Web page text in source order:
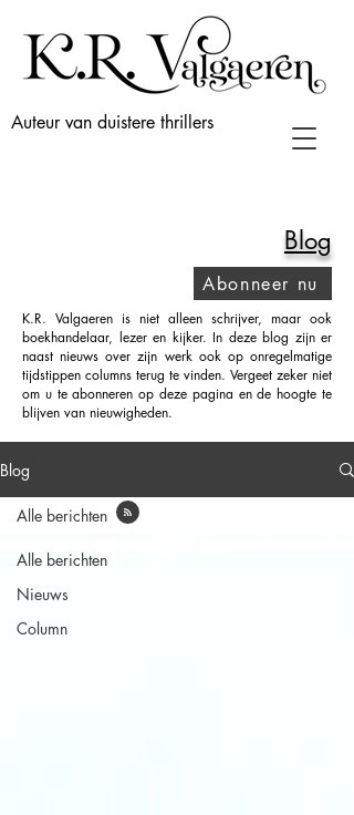
Auteur van duistere thrillers
Blog
Abonneer nu
K.R. Valgaeren is niet alleen schrijver, maar ook
boekhandelaar, lezer en kijker. In deze blog zijn er
naast nieuws over zijn werk ook op onregelmatige
tijdstippen columns terug te vinden. Vergeet zeker niet
om u te abonneren op deze pagina en de hoogte te
blijven van nieuwigheden.
Blog
Alle berichten
Nieuws
Column
Alle berichten